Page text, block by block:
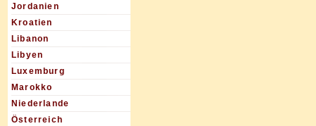
Jordanien
Kroatien
Libanon
Libyen
Luxemburg
Marokko
Niederlande
Österreich